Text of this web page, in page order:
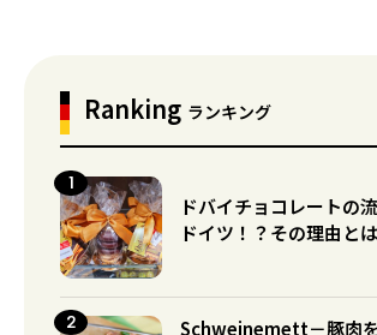
Ranking ランキング
ドバイチョコレートの
ドイツ！？その理由とは
Schweinemett－豚肉